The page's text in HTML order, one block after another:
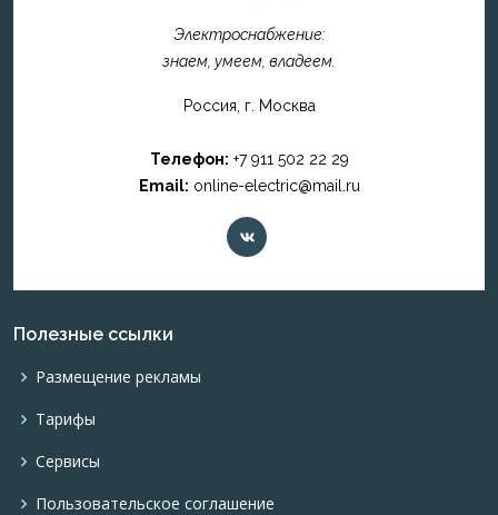
Электроснабжение:
знаем, умеем, владеем.
Россия, г. Москва
Телефон: +7 911 502 22 29
Email: online-electric@mail.ru
Полезные ссылки
Размещение рекламы
Тарифы
Сервисы
Пользовательское соглашение